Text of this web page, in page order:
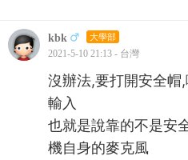
kbk 大學部
2021-5-10 21:13 - 台灣
沒辦法,要打開安全帽
輸入
也就是說靠的不是安
機自身的麥克風